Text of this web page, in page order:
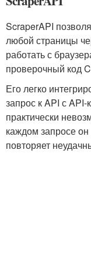
ScraperAPI
любой страницы
работать с
проверочный код
Его легко
запрос к API с
практически
каждом запросе
повторяет